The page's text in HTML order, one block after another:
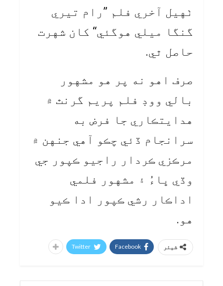
ٺهيل آخري فلم ”رام تيري
گنگا ميلي هوگئي“ کان شهرت
حاصل ٿي.
صرف اهو نه پر هو مشهور
بالي ووڊ فلم پريم گرنٿ ۾
هدايتڪاري جا فرض به
سرانجام ڏئي چڪو آهي جنهن ۾
مرڪزي ڪردار راجيو ڪپور جي
وڏي ڀاءُ ۽ مشهور فلمي
اداڪار رشي ڪپور ادا ڪيو
هو.
شیئر Facebook
Twitter